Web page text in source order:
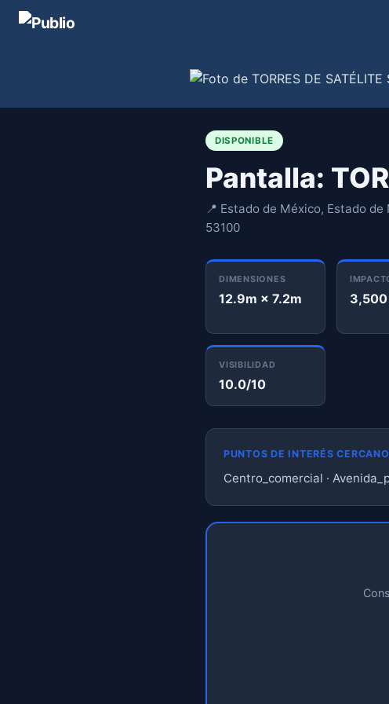
DISPONIBLE
Pantalla:
📍 Estado de México, Estado
53100
DIMENSIONES
12.9m × 7.2m 3,500
VISIBILIDAD
10.0/10
PUNTOS DE INTERÉS
Centro_comercial ·